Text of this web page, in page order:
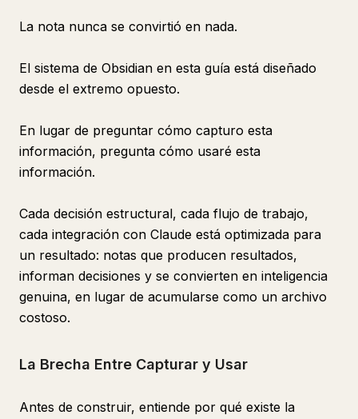
La nota nunca se convirtió en nada.
El sistema de Obsidian en esta guía está diseñado
desde el extremo opuesto.
En lugar de preguntar cómo capturo esta
información, pregunta cómo usaré esta
información.
Cada decisión estructural, cada flujo de trabajo,
cada integración con Claude está optimizada para
un resultado: notas que producen resultados,
informan decisiones y se convierten en inteligencia
genuina, en lugar de acumularse como un archivo
costoso.
La Brecha Entre Capturar y Usar
Antes de construir, entiende por qué existe la